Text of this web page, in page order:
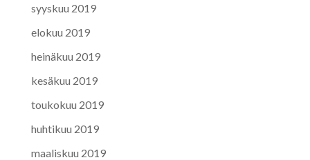
syyskuu 2019
elokuu 2019
heinäkuu 2019
kesäkuu 2019
toukokuu 2019
huhtikuu 2019
maaliskuu 2019